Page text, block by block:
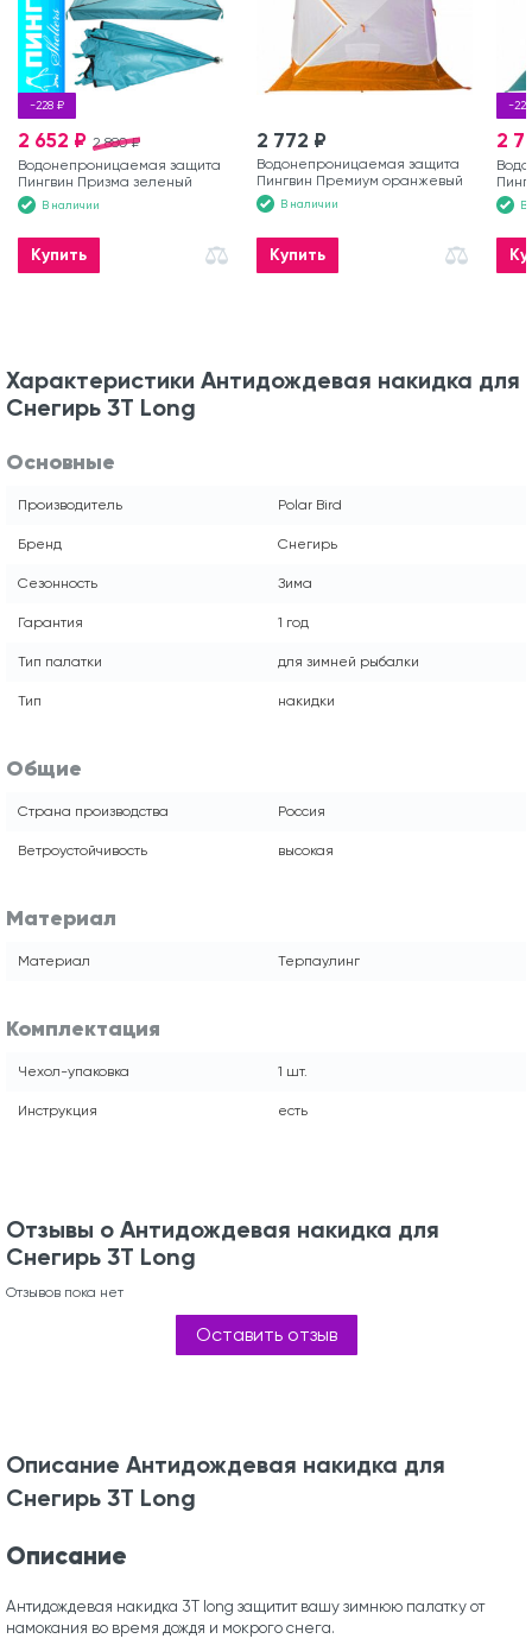
-228 ₽
2 880 ₽
2 652 ₽
Водонепроницаемая защита
Пингвин Призма зеленый
В наличии
Купить
2 772 ₽
Водонепроницаемая защита
Пингвин Премиум оранжевый
В наличии
Купить
-
2
В
Характеристики Антидождевая накидка для
Снегирь 3T Long
Основные
Производитель Polar Bird
Бренд Снегирь
Сезонность Зима
Гарантия 1 год
Тип палатки для зимней рыбалки
Тип накидки
Общие
Страна производства Россия
Ветроустойчивость высокая
Материал
Материал Терпаулинг
Комплектация
Чехол-упаковка 1 шт.
Инструкция есть
Отзывы о Антидождевая накидка для
Снегирь 3T Long
Отзывов пока нет
Оставить отзыв
Описание Антидождевая накидка для
Снегирь 3T Long
Описание
Антидождевая накидка 3T long защитит вашу зимнюю палатку от
намокания во время дождя и мокрого снега.